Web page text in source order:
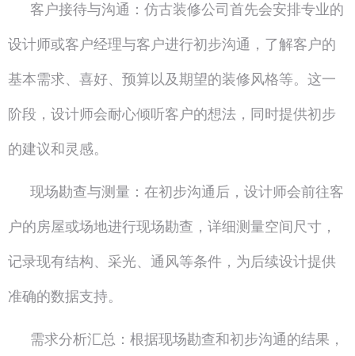
客户接待与沟通：仿古装修公司首先会安排专业的
设计师或客户经理与客户进行初步沟通，了解客户的
基本需求、喜好、预算以及期望的装修风格等。这一
阶段，设计师会耐心倾听客户的想法，同时提供初步
的建议和灵感。
现场勘查与测量：在初步沟通后，设计师会前往客
户的房屋或场地进行现场勘查，详细测量空间尺寸，
记录现有结构、采光、通风等条件，为后续设计提供
准确的数据支持。
需求分析汇总：根据现场勘查和初步沟通的结果，